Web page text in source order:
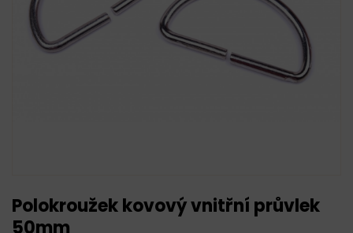
Polokroužek kovový vnitřní průvlek
50mm